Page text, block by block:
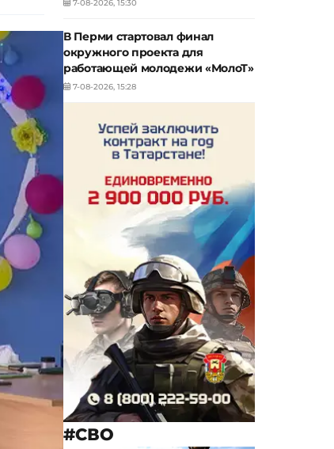
7-08-2026, 15:30
В Перми стартовал финал
окружного проекта для
работающей молодежи «МолоТ»
7-08-2026, 15:28
#СВО